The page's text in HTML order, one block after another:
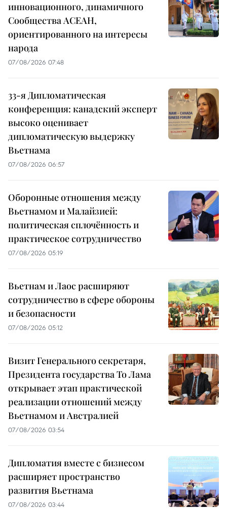
инновационного, динамичного
Сообщества АСЕАН,
ориентированного на интересы
народа
07/08/2026 07:48
33-я Дипломатическая
конференция: канадский эксперт
высоко оценивает
дипломатическую выдержку
Вьетнама
07/08/2026 06:57
Оборонные отношения между
Вьетнамом и Малайзией:
политическая сплочённость и
практическое сотрудничество
07/08/2026 05:19
Вьетнам и Лаос расширяют
сотрудничество в сфере обороны
и безопасности
07/08/2026 05:12
Визит Генерального секретаря,
Президента государства То Лама
открывает этап практической
реализации отношений между
Вьетнамом и Австралией
07/08/2026 03:54
Дипломатия вместе с бизнесом
расширяет пространство
развития Вьетнама
07/08/2026 03:44